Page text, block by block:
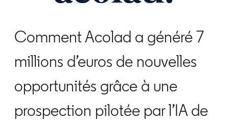
Comment Acolad a généré 7
millions d’euros de nouvelles
opportunités grâce à une
prospection pilotée par l’IA de